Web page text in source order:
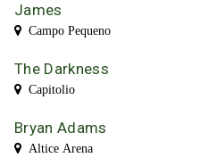
James
Campo Pequeno
The Darkness
Capitolio
Bryan Adams
Altice Arena